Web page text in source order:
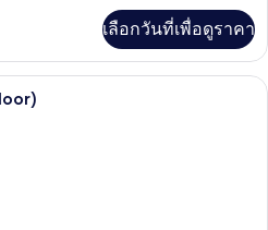
เลือกวันที่เพื่อดูราคา
โต๊ะทำงาน, พื้นที่ทำงานแบบใช้แล็ปท็อ